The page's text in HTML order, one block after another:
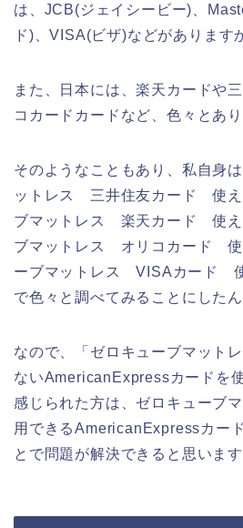
は、JCB(ジェイシービー)、
ド)、VISA(ビザ)などがあります
また、日本には、楽天カードや
コカードカードなど、色々とあり
そのようなこともあり、私自身
ットレス 三井住友カード 使え
ブマットレス 楽天カード 使え
ブマットレス オリコカード 使
ーブマットレス VISAカード
で色々と調べてみることにしたん
なので、「ゼロキューブマット
ないAmericanExpressカードを
感じられた方は、ゼロキューブ
用できるAmericanExpressカー
とで問題が解決できると思います